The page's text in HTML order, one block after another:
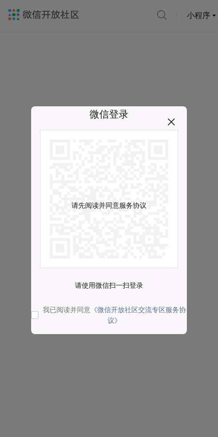
小程序
微信登录
请先阅读并同意服务协议
请使用微信扫一扫登录
我已阅读并同意 《微信开放社区交流专区服务协
议》